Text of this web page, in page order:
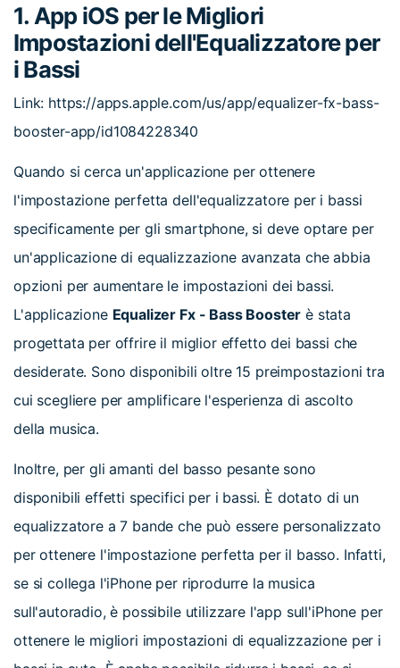
1. App iOS per le Migliori
Impostazioni dell'Equalizzatore per
i Bassi
Link: https://apps.apple.com/us/app/equalizer-fx-bass-
booster-app/id1084228340
Quando si cerca un'applicazione per ottenere
l'impostazione perfetta dell'equalizzatore per i bassi
specificamente per gli smartphone, si deve optare per
un'applicazione di equalizzazione avanzata che abbia
opzioni per aumentare le impostazioni dei bassi.
L'applicazione Equalizer Fx - Bass Booster è stata
progettata per offrire il miglior effetto dei bassi che
desiderate. Sono disponibili oltre 15 preimpostazioni tra
cui scegliere per amplificare l'esperienza di ascolto
della musica.
Inoltre, per gli amanti del basso pesante sono
disponibili effetti specifici per i bassi. È dotato di un
equalizzatore a 7 bande che può essere personalizzato
per ottenere l'impostazione perfetta per il basso. Infatti,
se si collega l'iPhone per riprodurre la musica
sull'autoradio, è possibile utilizzare l'app sull'iPhone per
ottenere le migliori impostazioni di equalizzazione per i